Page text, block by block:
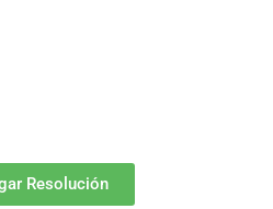
Resolución